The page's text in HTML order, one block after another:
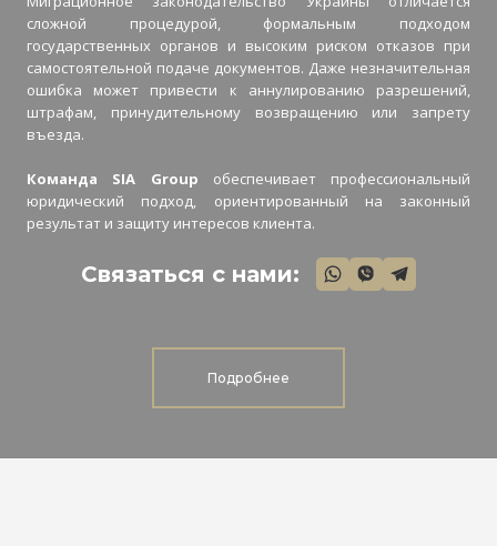
сложной процедурой, формальным подходом
государственных органов и высоким риском отказов при
самостоятельной подаче документов. Даже незначительная
ошибка может привести к аннулированию разрешений,
штрафам, принудительному возвращению или запрету
въезда.
Команда SIA Group обеспечивает профессиональный
юридический подход, ориентированный на законный
результат и защиту интересов клиента.
Связаться с нами:
Подробнее